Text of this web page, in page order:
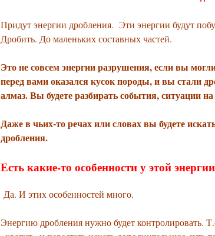
Придут энергии дробления. Эти энергии будут
Дробить. До маленьких составных частей.
Это не совсем энергии разрушения, если вы
перед вами оказался кусок породы, и вы стали
алмаз. Вы будете разбирать события, ситуации
Даже в чьих-то речах или словах вы будете
дробления.
Есть какие-то особенности у этой
Да. И этих особенностей много.
Энергию дробления нужно будет контролировать.